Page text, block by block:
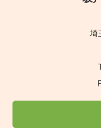
埼